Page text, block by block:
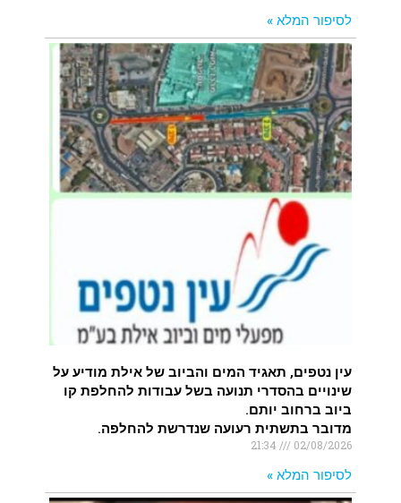
לסיפור המלא »
עין נטפים, תאגיד המים והביוב של אילת מודיע על
שינויים בהסדרי תנועה בשל עבודות להחלפת קו
ביוב ברחוב יותם.
מדובר בתשתית רעועה שנדרשת להחלפה.
02/08/2026
לסיפור המלא »